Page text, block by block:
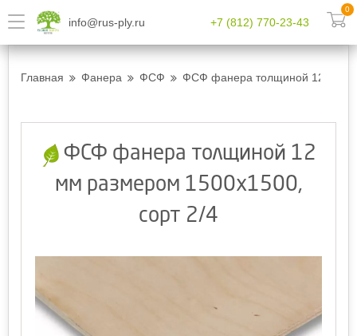
info@rus-ply.ru +7 (812) 770-23-43
0
Главная Фанера ФСФ ФСФ фанера толщиной 12 мм
ФСФ фанера толщиной 12
мм размером 1500х1500,
сорт 2/4